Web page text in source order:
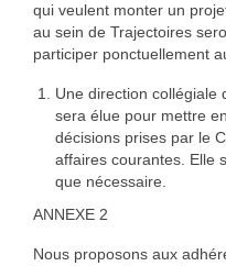
qui veulent monter un
au sein de Trajectoires
participer ponctuellement
Une direction collégiale
sera élue pour mettre
décisions prises par le
affaires courantes. Elle
que nécessaire.
ANNEXE 2
Nous proposons aux